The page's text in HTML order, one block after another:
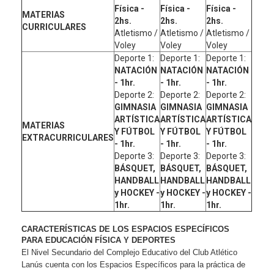
MATERIAS
CURRICULARES
Física -
2hs.
Atletismo /
Voley
Física -
2hs.
Atletismo /
Voley
Física -
2hs.
Atletismo /
Voley
MATERIAS
EXTRACURRICULARES
Deporte 1:
NATACIÓN
- 1hr.
Deporte 2:
GIMNASIA
ARTÍSTICA
Y FÚTBOL
- 1hr.
Deporte 3:
BÁSQUET,
HANDBALL
y HOCKEY -
1hr.
Deporte 1:
NATACIÓN
- 1hr.
Deporte 2:
GIMNASIA
ARTÍSTICA
Y FÚTBOL
- 1hr.
Deporte 3:
BÁSQUET,
HANDBALL
y HOCKEY -
1hr.
Deporte 1:
NATACIÓN
- 1hr.
Deporte 2:
GIMNASIA
ARTÍSTICA
Y FÚTBOL
- 1hr.
Deporte 3:
BÁSQUET,
HANDBALL
y HOCKEY -
1hr.
CARACTERÍSTICAS DE LOS ESPACIOS ESPECÍFICOS
PARA EDUCACIÓN FÍSICA Y DEPORTES
El Nivel Secundario del Complejo Educativo del Club Atlético
Lanús cuenta con los Espacios Específicos para la práctica de